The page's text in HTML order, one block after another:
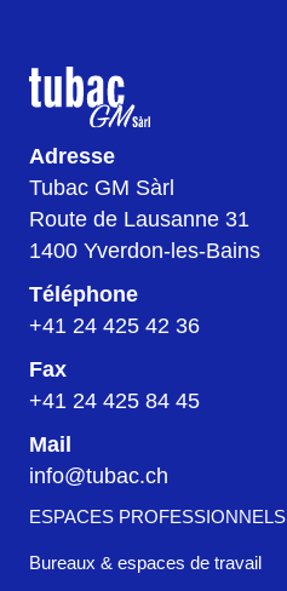
Adresse
Tubac GM Sàrl
Route de Lausanne 31
1400 Yverdon-les-Bains
Téléphone
+41 24 425 42 36
Fax
+41 24 425 84 45
Mail
info@tubac.ch
ESPACES PROFESSIONNELS
Bureaux & espaces de travail